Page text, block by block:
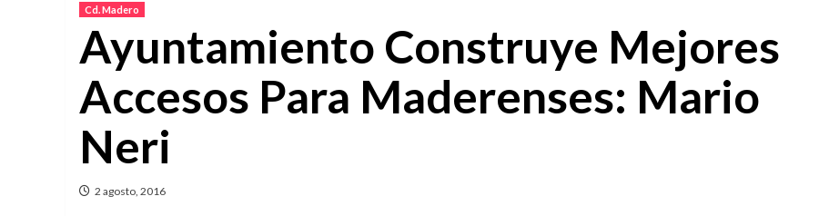
Cd. Madero
Ayuntamiento Construye Mejores
Accesos Para Maderenses: Mario
Neri
2 agosto, 2016